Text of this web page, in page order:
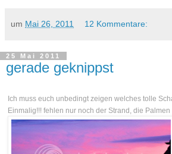
um Mai 26, 2011 12 Kommentare:
25 Mai 2011
gerade geknippst
Ich muss euch unbedingt zeigen welches tolle
Einmalig!!! fehlen nur noch der Strand, die